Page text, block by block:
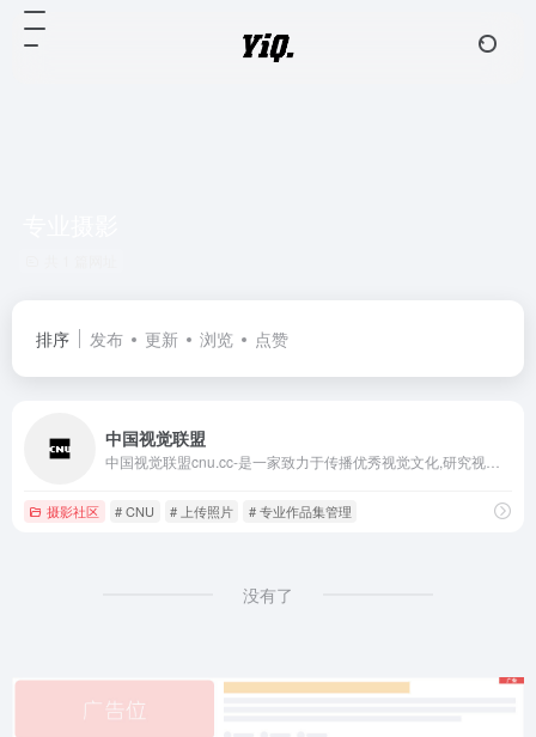
排序 发布 更新 浏览 点赞
中国视觉联盟
摄影社区 # CNU # 上传照片 # 专业作品集管理
没有了